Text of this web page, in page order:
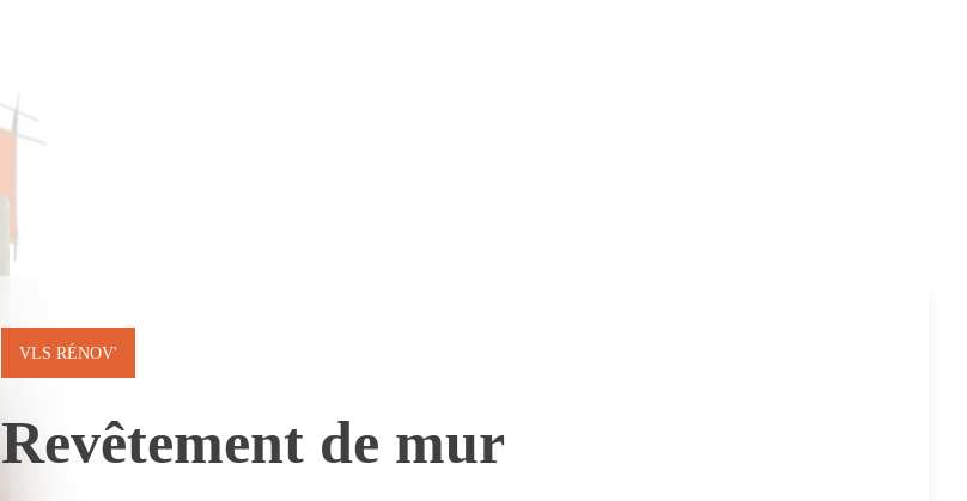
VLS RÉNOV'
Revêtement de mur